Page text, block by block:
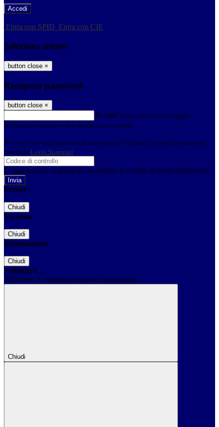
-
Entra con SPID Entra con CIE
Seleziona utente
button close ×
Recupero password
button close ×
E-mail Verrà inviato un messaggio
all'indirizzo indicato con le istruzioni necessarie.
Non hai una e-mail associata al nome utente? Effettua il reset della password
tramite la Login Spaggiari
E-mail inviata, si prega di controllare la casella di posta elettronica!
Errore
Chiudi
Successo
Chiudi
Informazione
Chiudi
Attendere...
Attendere il completamento dell'operazione...
Chiudi